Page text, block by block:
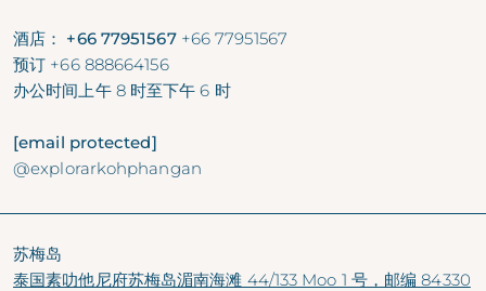
酒店： +66 77951567 +66 77951567
预订 +66 888664156
办公时间上午 8 时至下午 6 时
[email protected]
@explorarkohphangan
苏梅岛
泰国素叻他尼府苏梅岛湄南海滩 44/133 Moo 1 号，邮编 84330